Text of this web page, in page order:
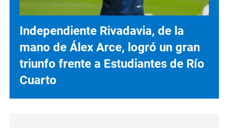
Independiente Rivadavia, de la
mano de Álex Arce, logró un gran
triunfo frente a Estudiantes de Río
Cuarto